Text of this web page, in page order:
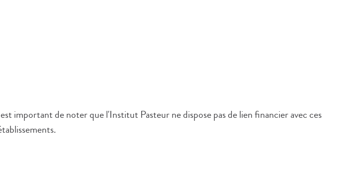
important de noter que l'Institut Pasteur ne dispose pas de lien financier avec ces